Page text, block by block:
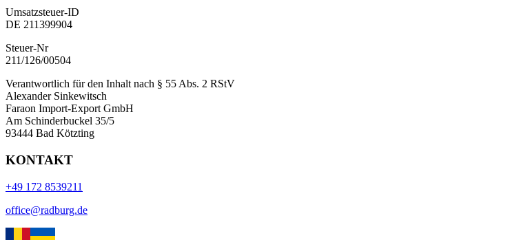
Umsatzsteuer-ID
DE 211399904
Steuer-Nr
211/126/00504
Verantwortlich für den Inhalt nach § 55 Abs. 2 RStV
Alexander Sinkewitsch
Faraon Import-Export GmbH
Am Schinderbuckel 35/5
93444 Bad Kötzting
KONTAKT
+49 172 8539211
office@radburg.de